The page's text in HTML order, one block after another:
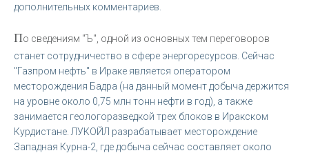
дополнительных комментариев.
По сведениям "Ъ", одной из основных тем переговоров
станет сотрудничество в сфере энергоресурсов. Сейчас
"Газпром нефть" в Ираке является оператором
месторождения Бадра (на данный момент добыча держится
на уровне около 0,75 млн тонн нефти в год), а также
занимается геологоразведкой трех блоков в Иракском
Курдистане. ЛУКОЙЛ разрабатывает месторождение
Западная Курна-2, где добыча сейчас составляет около